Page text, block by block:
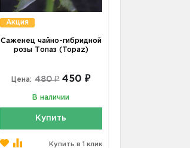
Акция
Саженец чайно-гибридной
розы Топаз (Topaz)
Цена: 480 ₽ 450 ₽
В наличии
Купить
Купить в 1 клик